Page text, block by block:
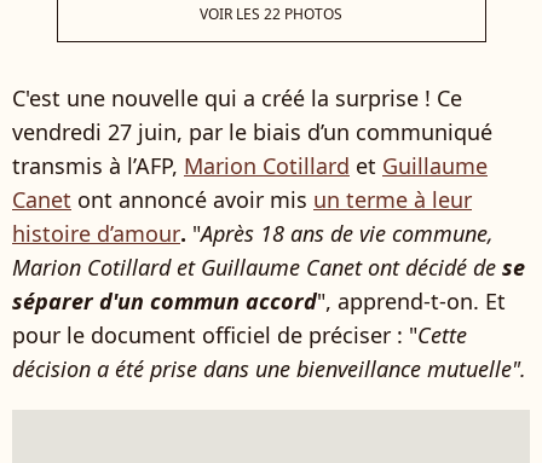
VOIR LES 22 PHOTOS
C'est une nouvelle qui a créé la surprise ! Ce
vendredi 27 juin, par le biais d’un communiqué
transmis à l’AFP, Marion Cotillard et Guillaume
Canet ont annoncé avoir mis un terme à leur
histoire d’amour. "Après 18 ans de vie commune,
Marion Cotillard et Guillaume Canet ont décidé de se
séparer d'un commun accord", apprend-t-on. Et
pour le document officiel de préciser : "Cette
décision a été prise dans une bienveillance mutuelle".